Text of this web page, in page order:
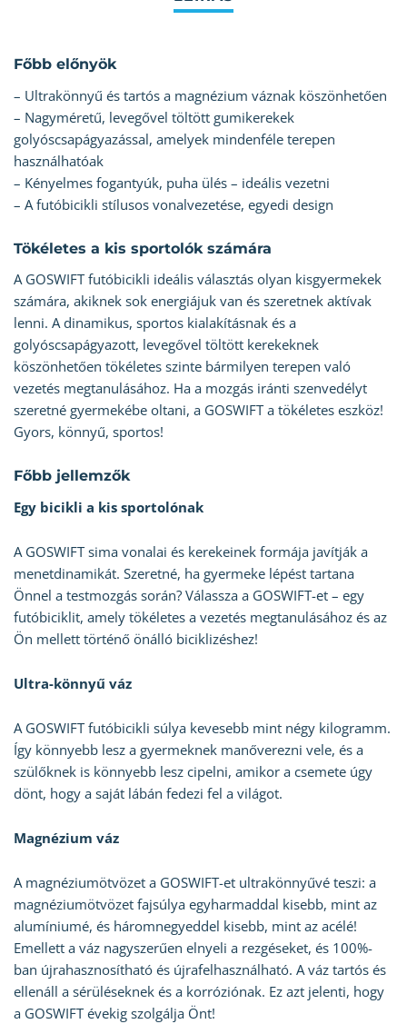
Főbb előnyök
– Ultrakönnyű és tartós a magnézium váznak köszönhetően
– Nagyméretű, levegővel töltött gumikerekek
golyóscsapágyazással, amelyek mindenféle terepen
használhatóak
– Kényelmes fogantyúk, puha ülés – ideális vezetni
– A futóbicikli stílusos vonalvezetése, egyedi design
Tökéletes a kis sportolók számára
A GOSWIFT futóbicikli ideális választás olyan kisgyermekek
számára, akiknek sok energiájuk van és szeretnek aktívak
lenni. A dinamikus, sportos kialakításnak és a
golyóscsapágyazott, levegővel töltött kerekeknek
köszönhetően tökéletes szinte bármilyen terepen való
vezetés megtanulásához. Ha a mozgás iránti szenvedélyt
szeretné gyermekébe oltani, a GOSWIFT a tökéletes eszköz!
Gyors, könnyű, sportos!
Főbb jellemzők
Egy bicikli a kis sportolónak
A GOSWIFT sima vonalai és kerekeinek formája javítják a
menetdinamikát. Szeretné, ha gyermeke lépést tartana
Önnel a testmozgás során? Válassza a GOSWIFT-et – egy
futóbiciklit, amely tökéletes a vezetés megtanulásához és az
Ön mellett történő önálló biciklizéshez!
Ultra-könnyű váz
A GOSWIFT futóbicikli súlya kevesebb mint négy kilogramm.
Így könnyebb lesz a gyermeknek manőverezni vele, és a
szülőknek is könnyebb lesz cipelni, amikor a csemete úgy
dönt, hogy a saját lábán fedezi fel a világot.
Magnézium váz
A magnéziumötvözet a GOSWIFT-et ultrakönnyűvé teszi: a
magnéziumötvözet fajsúlya egyharmaddal kisebb, mint az
alumíniumé, és háromnegyeddel kisebb, mint az acélé!
Emellett a váz nagyszerűen elnyeli a rezgéseket, és 100%-
ban újrahasznosítható és újrafelhasználható. A váz tartós és
ellenáll a sérüléseknek és a korróziónak. Ez azt jelenti, hogy
a GOSWIFT évekig szolgálja Önt!